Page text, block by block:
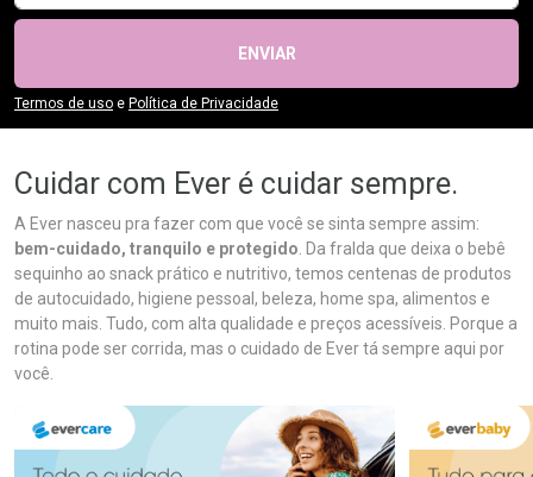
ENVIAR
Termos de uso e Política de Privacidade
Cuidar com Ever é cuidar sempre.
A Ever nasceu pra fazer com que você se sinta sempre assim:
bem-cuidado, tranquilo e protegido . Da fralda que deixa o bebê
sequinho ao snack prático e nutritivo, temos centenas de produtos
de autocuidado, higiene pessoal, beleza, home spa, alimentos e
muito mais. Tudo, com alta qualidade e preços acessíveis. Porque a
rotina pode ser corrida, mas o cuidado de Ever tá sempre aqui por
você.